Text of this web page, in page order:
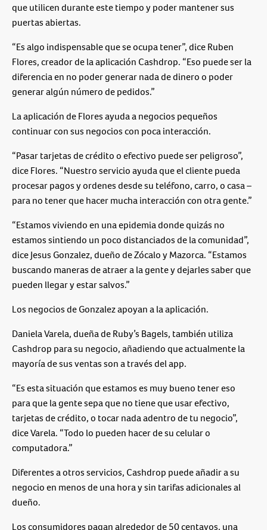
que utilicen durante este tiempo y poder mantener sus
puertas abiertas.
“Es algo indispensable que se ocupa tener”, dice Ruben
Flores, creador de la aplicación Cashdrop. “Eso puede ser la
diferencia en no poder generar nada de dinero o poder
generar algún número de pedidos.”
La aplicación de Flores ayuda a negocios pequeños
continuar con sus negocios con poca interacción.
“Pasar tarjetas de crédito o efectivo puede ser peligroso”,
dice Flores. “Nuestro servicio ayuda que el cliente pueda
procesar pagos y ordenes desde su teléfono, carro, o casa –
para no tener que hacer mucha interacción con otra gente.”
“Estamos viviendo en una epidemia donde quizás no
estamos sintiendo un poco distanciados de la comunidad”,
dice Jesus Gonzalez, dueño de Zócalo y Mazorca. “Estamos
buscando maneras de atraer a la gente y dejarles saber que
pueden llegar y estar salvos.”
Los negocios de Gonzalez apoyan a la aplicación.
Daniela Varela, dueña de Ruby’s Bagels, también utiliza
Cashdrop para su negocio, añadiendo que actualmente la
mayoría de sus ventas son a través del app.
“Es esta situación que estamos es muy bueno tener eso
para que la gente sepa que no tiene que usar efectivo,
tarjetas de crédito, o tocar nada adentro de tu negocio”,
dice Varela. “Todo lo pueden hacer de su celular o
computadora.”
Diferentes a otros servicios, Cashdrop puede añadir a su
negocio en menos de una hora y sin tarifas adicionales al
dueño.
Los consumidores pagan alrededor de 50 centavos, una